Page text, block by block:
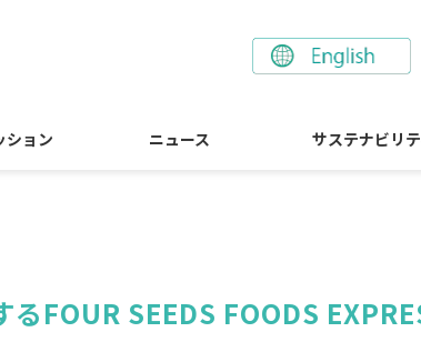
ション ニュース サステナビリテ
るFOUR SEEDS FOODS